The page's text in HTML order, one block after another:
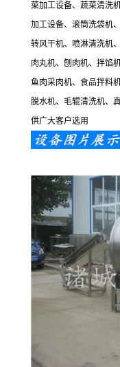
菜加工设备、蔬菜清洗
加工设备、滚筒洗袋机
转风干机、喷淋清洗机
肉丸机、刨肉机、拌馅
鱼肉采肉机、食品拌料
脱水机、毛辊清洗机、
供广大客户选用